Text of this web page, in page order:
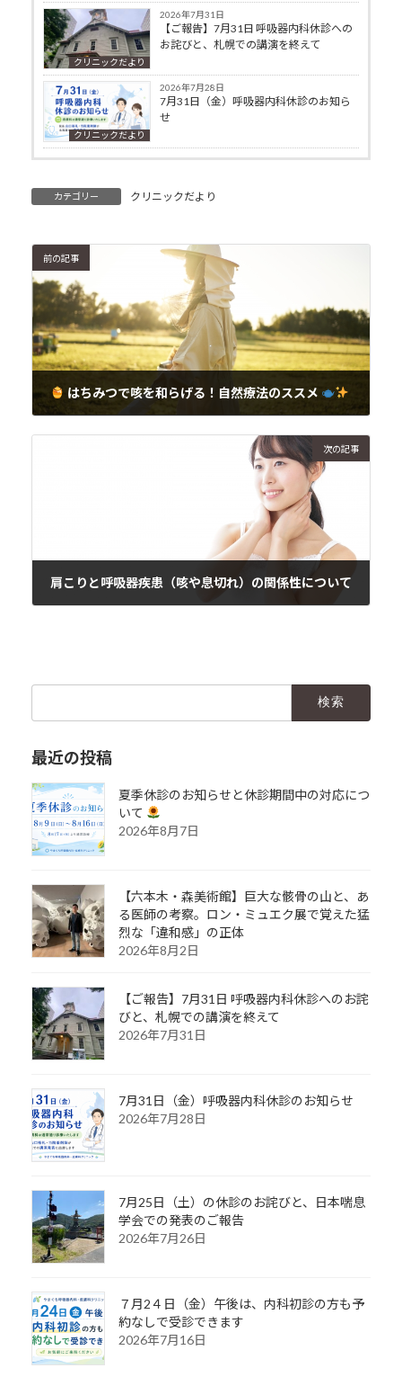
クリニックだより
2026年7月31日
【ご報告】7月31日 呼吸器内科休診への
お詫びと、札幌での講演を終えて
クリニックだより
2026年7月28日
7月31日（金）呼吸器内科休診のお知ら
せ
カテゴリー クリニックだより
前の記事
はちみつで咳を和らげる！自然療法のススメ
次の記事
肩こりと呼吸器疾患（咳や息切れ）の関係性について
最近の投稿
夏季休診のお知らせと休診期間中の対応につ
いて
2026年8月7日
【六本木・森美術館】巨大な骸骨の山と、あ
る医師の考察。ロン・ミュエク展で覚えた猛
烈な「違和感」の正体
2026年8月2日
【ご報告】7月31日 呼吸器内科休診へのお詫
びと、札幌での講演を終えて
2026年7月31日
7月31日（金）呼吸器内科休診のお知らせ
2026年7月28日
7月25日（土）の休診のお詫びと、日本喘息
学会での発表のご報告
2026年7月26日
７月2４日（金）午後は、内科初診の方も予
約なしで受診できます
2026年7月16日